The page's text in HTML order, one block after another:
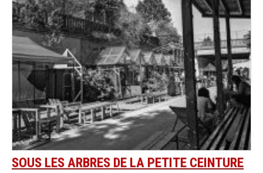
SOUS LES ARBRES DE LA PETITE CEINTURE